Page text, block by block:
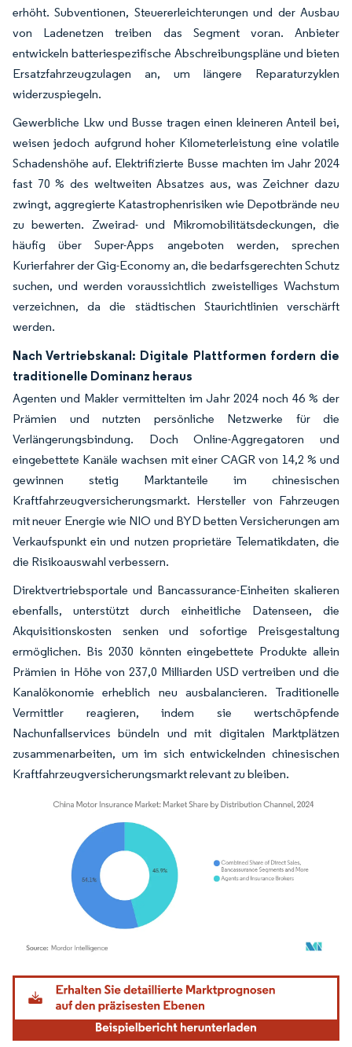
erhöht. Subventionen, Steuererleichterungen und der Ausbau
von Ladenetzen treiben das Segment voran. Anbieter
entwickeln batteriespezifische Abschreibungspläne und bieten
Ersatzfahrzeugzulagen an, um längere Reparaturzyklen
widerzuspiegeln.
Gewerbliche Lkw und Busse tragen einen kleineren Anteil bei,
weisen jedoch aufgrund hoher Kilometerleistung eine volatile
Schadenshöhe auf. Elektrifizierte Busse machten im Jahr 2024
fast 70 % des weltweiten Absatzes aus, was Zeichner dazu
zwingt, aggregierte Katastrophenrisiken wie Depotbrände neu
zu bewerten. Zweirad- und Mikromobilitätsdeckungen, die
häufig über Super-Apps angeboten werden, sprechen
Kurierfahrer der Gig-Economy an, die bedarfsgerechten Schutz
suchen, und werden voraussichtlich zweistelliges Wachstum
verzeichnen, da die städtischen Staurichtlinien verschärft
werden.
Nach Vertriebskanal: Digitale Plattformen fordern die
traditionelle Dominanz heraus
Agenten und Makler vermittelten im Jahr 2024 noch 46 % der
Prämien und nutzten persönliche Netzwerke für die
Verlängerungsbindung. Doch Online-Aggregatoren und
eingebettete Kanäle wachsen mit einer CAGR von 14,2 % und
gewinnen stetig Marktanteile im chinesischen
Kraftfahrzeugversicherungsmarkt. Hersteller von Fahrzeugen
mit neuer Energie wie NIO und BYD betten Versicherungen am
Verkaufspunkt ein und nutzen proprietäre Telematikdaten, die
die Risikoauswahl verbessern.
Direktvertriebsportale und Bancassurance-Einheiten skalieren
ebenfalls, unterstützt durch einheitliche Datenseen, die
Akquisitionskosten senken und sofortige Preisgestaltung
ermöglichen. Bis 2030 könnten eingebettete Produkte allein
Prämien in Höhe von 237,0 Milliarden USD vertreiben und die
Kanalökonomie erheblich neu ausbalancieren. Traditionelle
Vermittler reagieren, indem sie wertschöpfende
Nachunfallservices bündeln und mit digitalen Marktplätzen
zusammenarbeiten, um im sich entwickelnden chinesischen
Kraftfahrzeugversicherungsmarkt relevant zu bleiben.
Bild © Mordor Intelligence. Wiederverwendung erfordert Namensnennung gemäß